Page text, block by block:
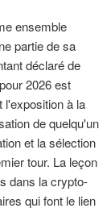
ensemble
partie de sa
déclaré de
2026 est
à la
de quelqu'un
et la sélection
tour. La leçon
dans la crypto-
qui font le lien